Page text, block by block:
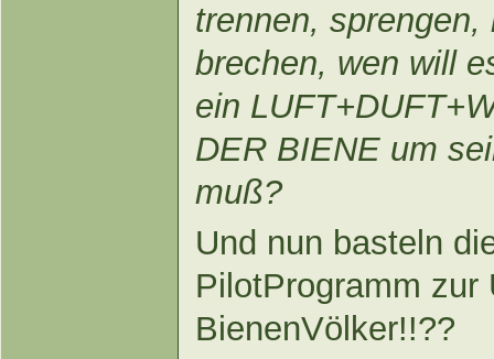
trennen,
brechen, wen will
ein
DER BIENE um
muß?
Und nun basteln
PilotProgramm zur
BienenVölker!!??